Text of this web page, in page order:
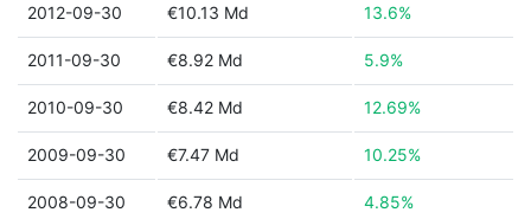
2012-09-30 €10.13 Md 13.6%
2011-09-30 €8.92 Md 5.9%
2010-09-30 €8.42 Md 12.69%
2009-09-30 €7.47 Md 10.25%
2008-09-30 €6.78 Md 4.85%